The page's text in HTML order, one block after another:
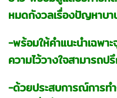
หมดกังวลเรื่องปัญหาบ
-พร้อมให้คำแนะนำเฉพา
ความไว้วางใจสามารถ
-ด้วยประสบการณ์การท